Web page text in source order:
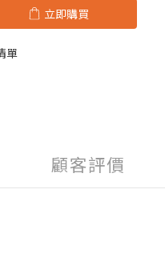
立即購買
單
顧客評價